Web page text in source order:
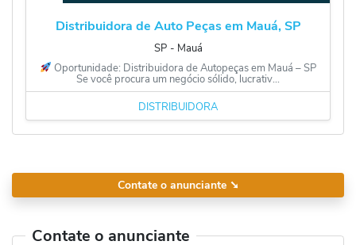
Distribuidora de Auto Peças em Mauá, SP
SP ‐ Mauá
Oportunidade: Distribuidora de Autopeças em Mauá – SP
Se você procura um negócio sólido, lucrativ...
DISTRIBUIDORA
Contate o anunciante ➘
Contate o anunciante